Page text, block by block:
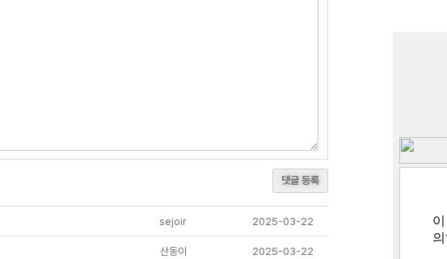
댓글 등록
sejoir 2025-03-22
산동이 2025-03-22